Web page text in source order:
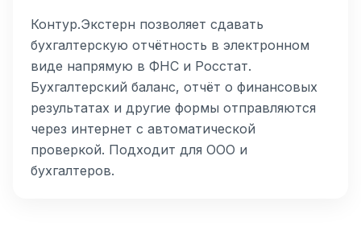
Контур.Экстерн позволяет сдавать
бухгалтерскую отчётность в электронном
виде напрямую в ФНС и Росстат.
Бухгалтерский баланс, отчёт о финансовых
результатах и другие формы отправляются
через интернет с автоматической
проверкой. Подходит для ООО и
бухгалтеров.